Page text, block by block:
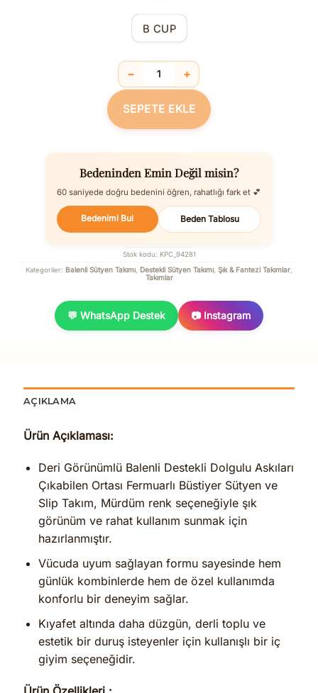
B CUP
Deri Görünümlü Balenli Destekli
− +
SEPETE EKLE
Bedeninden Emin Değil misin?
60 saniyede doğru bedenini öğren, rahatlığı fark et 💕
Bedenimi Bul Beden Tablosu
Stok kodu: KPC_94281
Kategoriler: Balenli Sütyen Takımı Destekli Sütyen Takımı Şık & Fantezi Takımlar
Takımlar
💬 WhatsApp Destek 📷 Instagram
AÇIKLAMA
Ürün Açıklaması:
Deri Görünümlü Balenli Destekli Dolgulu Askıları
Çıkabilen Ortası Fermuarlı Büstiyer Sütyen ve
Slip Takım, Mürdüm renk seçeneğiyle şık
görünüm ve rahat kullanım sunmak için
hazırlanmıştır.
Vücuda uyum sağlayan formu sayesinde hem
günlük kombinlerde hem de özel kullanımda
konforlu bir deneyim sağlar.
Kıyafet altında daha düzgün, derli toplu ve
estetik bir duruş isteyenler için kullanışlı bir iç
giyim seçeneğidir.